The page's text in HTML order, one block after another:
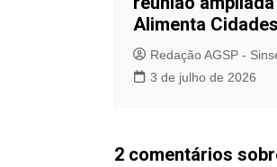
Alimenta
Redação AGSP -
3 de julho de 2026
2 comentários